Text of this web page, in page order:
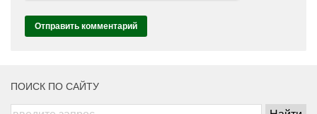
ПОИСК ПО САЙТУ